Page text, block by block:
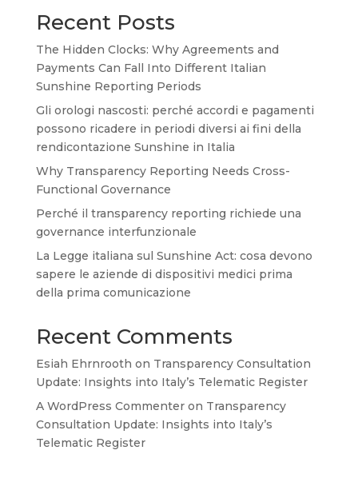
Recent Posts
The Hidden Clocks: Why Agreements and
Payments Can Fall Into Different Italian
Sunshine Reporting Periods
Gli orologi nascosti: perché accordi e pagamenti
possono ricadere in periodi diversi ai fini della
rendicontazione Sunshine in Italia
Why Transparency Reporting Needs Cross-
Functional Governance
Perché il transparency reporting richiede una
governance interfunzionale
La Legge italiana sul Sunshine Act: cosa devono
sapere le aziende di dispositivi medici prima
della prima comunicazione
Recent Comments
Esiah Ehrnrooth on Transparency Consultation
Update: Insights into Italy’s Telematic Register
A WordPress Commenteron Transparency
Consultation Update: Insights into Italy’s
Telematic Register